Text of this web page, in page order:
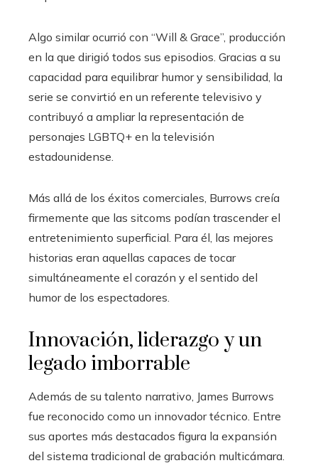
Algo similar ocurrió con “Will & Grace”, producción
en la que dirigió todos sus episodios. Gracias a su
capacidad para equilibrar humor y sensibilidad, la
serie se convirtió en un referente televisivo y
contribuyó a ampliar la representación de
personajes LGBTQ+ en la televisión
estadounidense.
Más allá de los éxitos comerciales, Burrows creía
firmemente que las sitcoms podían trascender el
entretenimiento superficial. Para él, las mejores
historias eran aquellas capaces de tocar
simultáneamente el corazón y el sentido del
humor de los espectadores.
Innovación, liderazgo y un
legado imborrable
Además de su talento narrativo, James Burrows
fue reconocido como un innovador técnico. Entre
sus aportes más destacados figura la expansión
del sistema tradicional de grabación multicámara.